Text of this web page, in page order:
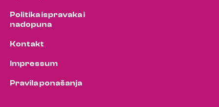
Politika ispravaka i
nadopuna
Kontakt
Impressum
Pravila ponašanja